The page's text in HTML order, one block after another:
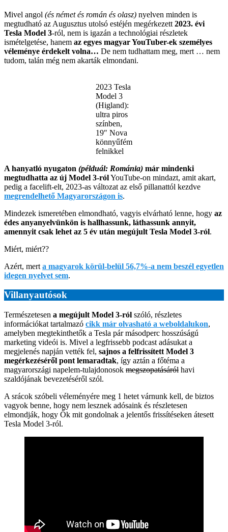
Mivel angol (és német és román és olasz) nyelven minden is
megtudható az Augusztus utolsó estéjén megérkezett 2023. évi
Tesla Model 3-ról, nem is igazán a technológiai részletek
ismételgetése, hanem az egyes magyar YouTuber-ek személyes
véleménye érdekelt volna… De nem tudhattam meg, mert … nem
tudom, talán még nem akarták elmondani.
2023 Tesla
Model 3
(Higland):
ultra piros
színben,
19″ Nova
könnyűfém
felnikkel
A hanyatló nyugaton (példuál: Románia) már mindenki
megtudhatta az új Model 3-rólYouTube-on mindazt, amit akart,
pedig a facelift-elt, 2023-as változat az első pillanattól kezdve
megrendelhető Magyarországon is.
Mindezek ismeretében elmondható, vagyis elvárható lenne, hogy az
édes anyanyelvünkön is hallhassunk, láthassunk annyit,
amennyit csak lehet az 5 év után megújult Tesla Model 3-ról.
Miért, miért??
Azért, mert a magyarok körül-belül 56,7%-a nem beszél egyetlen
idegen nyelvet sem.
Villanyautósok
Természetesen a megújult Model 3-ról szóló, részletes
információkat tartalmazó cikk már olvasható a weboldalukon,
amelyben megtekinthetők a Tesla pár másodperc hosszúságú
marketing videói is. Mivel a legfrissebb podcast adásukat a
megjelenés napján vették fel, sajnos a felfrissített Model 3
megérkezéséről pont lemaradtak, így aztán a főtéma a
magyarországi napelem-tulajdonosok megszopatásáról havi
szaldójának bevezetéséről szól.
A srácok szóbeli véleményére meg 1 hetet várnunk kell, de biztos
vagyok benne, hogy nem lesznek adósaink és részletesen
elmondják, hogy Ők mit gondolnak a jelentős frissítéseken átesett
Tesla Model 3-ról.